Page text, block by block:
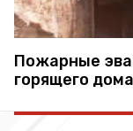
Пожарные
горящего